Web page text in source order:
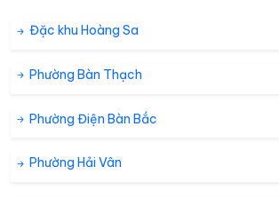
20:00 28° /32°
32°
Đặc khu Hoàng Sa
Phường Bàn Thạch
Phường Điện Bàn Bắc
Phường Hải Vân